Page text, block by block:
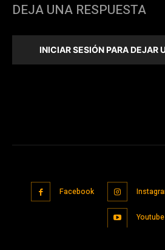
DEJA UNA RESPUESTA
INICIAR SESIÓN PARA DEJAR
Facebook
Youtube